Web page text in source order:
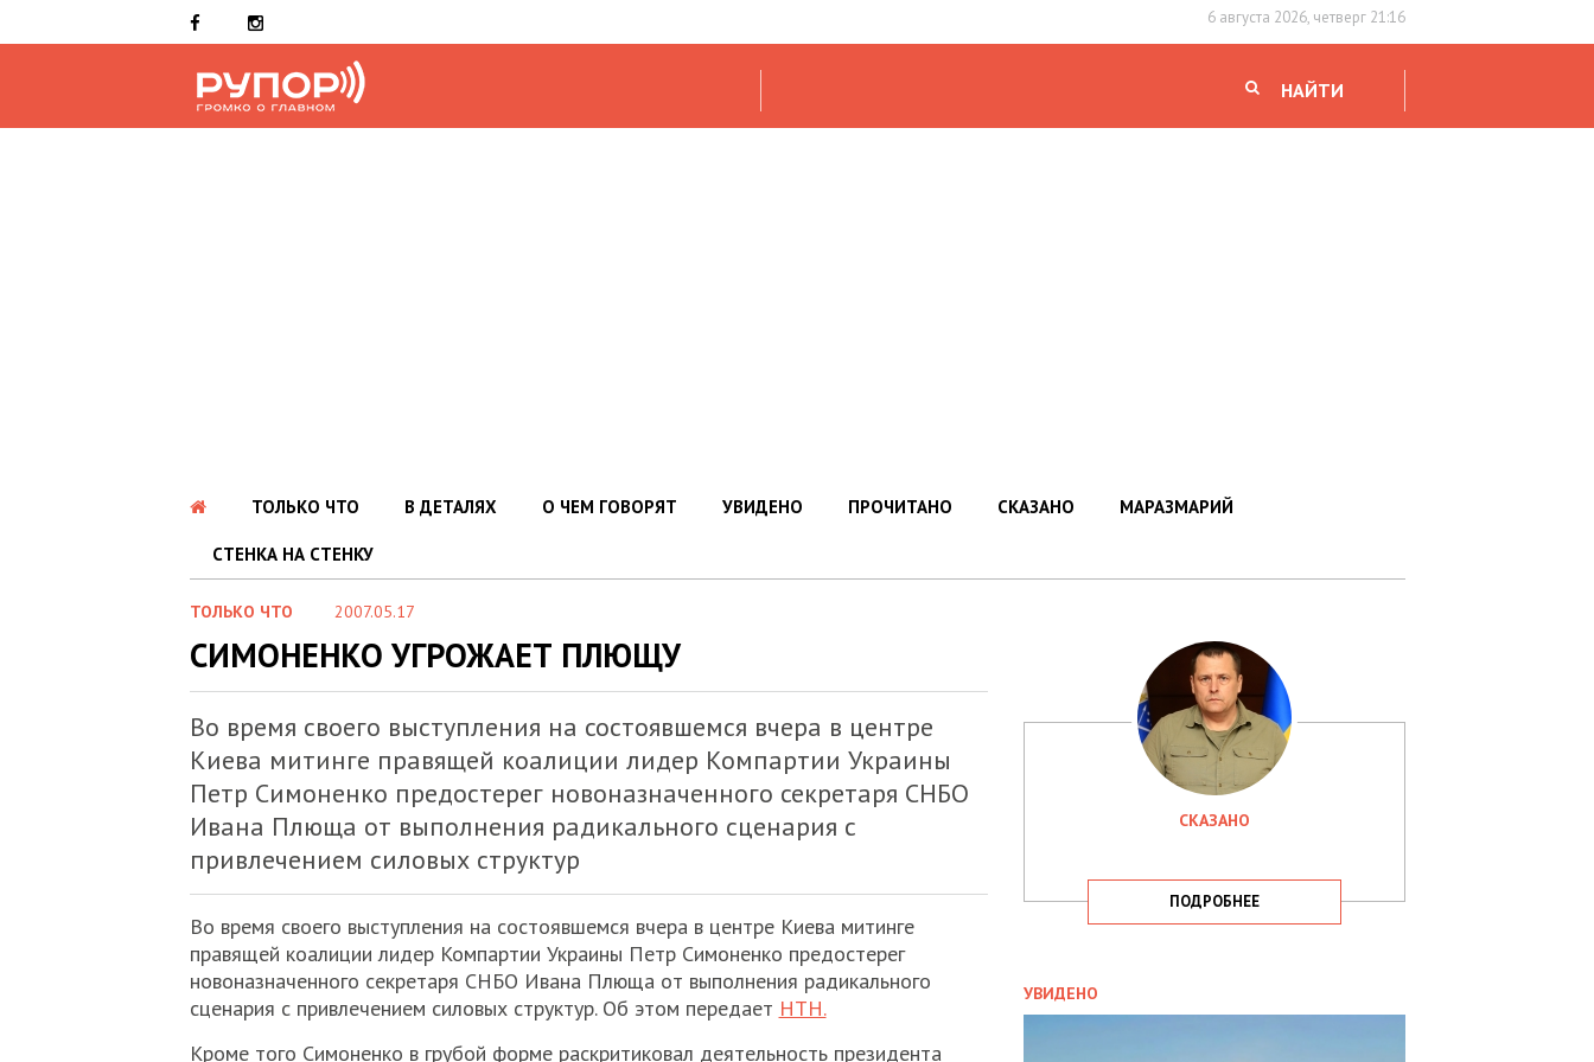
6 августа 2026, четверг 21:16
НАЙТИ
ТОЛЬКО ЧТО В ДЕТАЛЯХ О ЧЕМ ГОВОРЯТ УВИДЕНО ПРОЧИТАНО СКАЗАНО МАРАЗМАРИЙ
СТЕНКА НА СТЕНКУ
ТОЛЬКО ЧТО 2007.05.17
СИМОНЕНКО УГРОЖАЕТ ПЛЮЩУ
Во время своего выступления на состоявшемся вчера в центре
Киева митинге правящей коалиции лидер Компартии Украины
Петр Симоненко предостерег новоназначенного секретаря СНБО
Ивана Плюща от выполнения радикального сценария с
привлечением силовых структур
Во время своего выступления на состоявшемся вчера в центре Киева митинге
правящей коалиции лидер Компартии Украины Петр Симоненко предостерег
новоназначенного секретаря СНБО Ивана Плюща от выполнения радикального
сценария с привлечением силовых структур. Об этом передает НТН.
Кроме того Симоненко в грубой форме раскритиковал деятельность президента
СКАЗАНО
ПОДРОБНЕЕ
УВИДЕНО
ЗАТРИМАЛА